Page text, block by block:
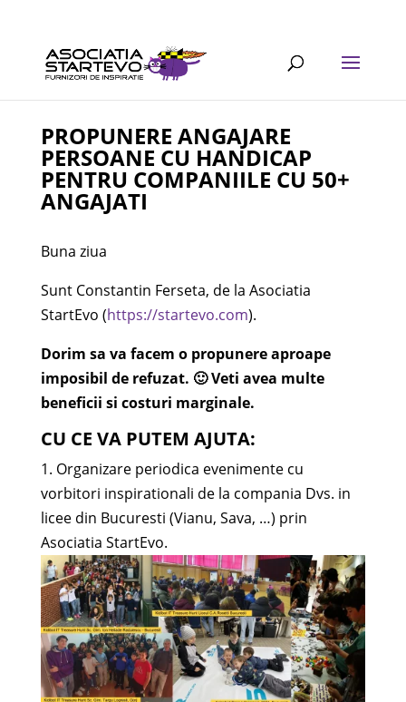
PROPUNERE ANGAJARE
PERSOANE CU HANDICAP
PENTRU COMPANIILE CU 50+
ANGAJATI
Buna ziua
Sunt Constantin Ferseta, de la Asociatia
StartEvo (https://startevo.com).
Dorim sa va facem o propunere aproape
imposibil de refuzat. 🙂 Veti avea multe
beneficii si costuri marginale.
CU CE VA PUTEM AJUTA:
1. Organizare periodica evenimente cu
vorbitori inspirationali de la compania Dvs. in
licee din Bucuresti (Vianu, Sava, …) prin
Asociatia StartEvo.